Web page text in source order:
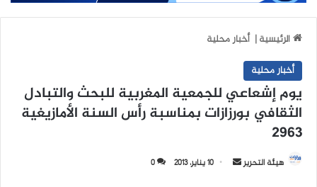
الرئيسية| أخبار محلية
أخبار محلية
يوم إشعاعي للجمعية المغربية للبحث والتبادل
الثقافي بورزازات بمناسبة رأس السنة الأمازيغية
2963
هيئة التحرير 10 يناير، 2013 0